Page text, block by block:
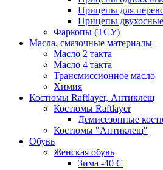
Прицепы для
Прицепы двухосные
Фаркопы (ТСУ)
Масла, смазочные материалы
Масло 2 такта
Масло 4 такта
Трансмиссионное масло
Химия
Костюмы Raftlayer, Антиклещ
Костюмы Raftlayer
Демисезонные
Костюмы "Антиклещ"
Обувь
Женская обувь
Зима -40 С